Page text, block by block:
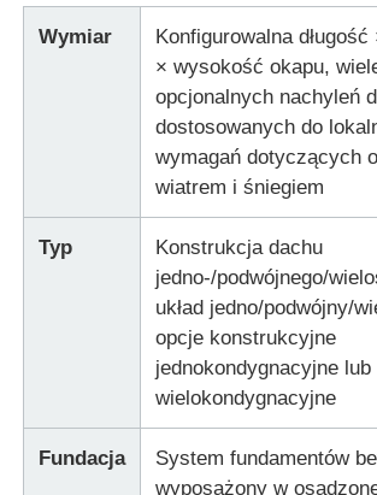
Stalowy materiał budowlany
stodoła dla krów
Stajnia
Stalowy garaż
Wymiar
Konfigurowalna
× wysokość okapu,
opcjonalnych nachyleń
dostosowanych do
wymagań dotyczących
wiatrem i śniegiem
Typ
Konstrukcja dachu
jedno-/podwójnego/
układ jedno/podwójny/
opcje konstrukcyjne
jednokondygnacyjne lub
wielokondygnacyjne
Fundacja
System fundamentów
wyposażony w